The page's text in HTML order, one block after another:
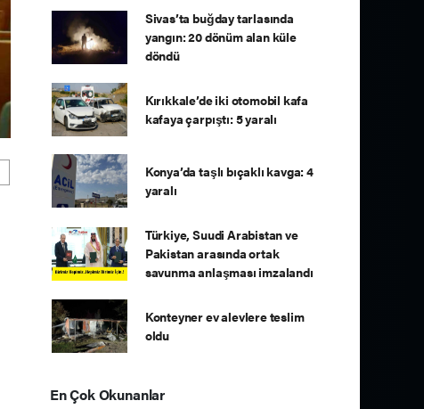
Sivas’ta buğday tarlasında
yangın: 20 dönüm alan küle
döndü
Kırıkkale’de iki otomobil kafa
kafaya çarpıştı: 5 yaralı
Konya’da taşlı bıçaklı kavga: 4
yaralı
Türkiye, Suudi Arabistan ve
Pakistan arasında ortak
savunma anlaşması imzalandı
Konteyner ev alevlere teslim
oldu
En Çok Okunanlar